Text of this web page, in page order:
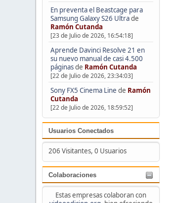
En preventa el Beastcage para
Samsung Galaxy S26 Ultrade
Ramón Cutanda
[23 de Julio de 2026, 16:54:18]
Aprende Davinci Resolve 21 en
su nuevo manual de casi 4.500
páginasde Ramón Cutanda
[22 de Julio de 2026, 23:34:03]
Sony FX5 Cinema Line de Ramón
Cutanda
[22 de Julio de 2026, 18:59:52]
Usuarios Conectados
206 Visitantes, 0 Usuarios
Colaboraciones
Estas empresas colaboran con